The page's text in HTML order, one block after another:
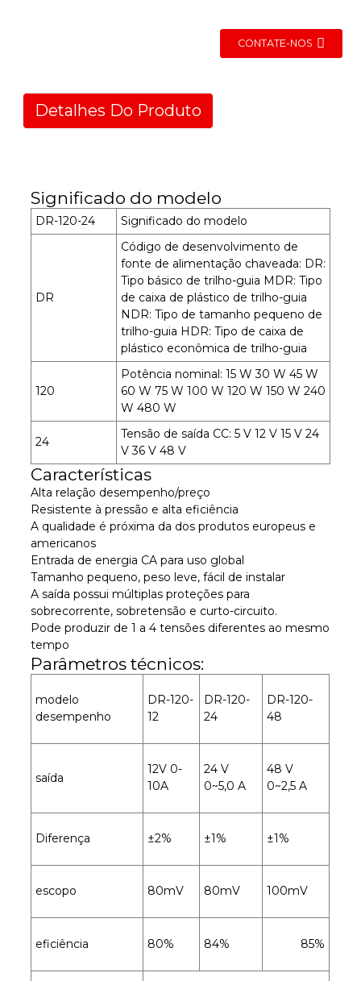
CONTATE-NOS
Detalhes Do Produto
Significado do modelo
DR-120-24 Significado do modelo
DR
Código de desenvolvimento de
fonte de alimentação chaveada: DR:
Tipo básico de trilho-guia MDR: Tipo
de caixa de plástico de trilho-guia
NDR: Tipo de tamanho pequeno de
trilho-guia HDR: Tipo de caixa de
plástico econômica de trilho-guia
120
Potência nominal: 15 W 30 W 45 W
60 W 75 W 100 W 120 W 150 W 240
W 480 W
24
Tensão de saída CC: 5 V 12 V 15 V 24
V 36 V 48 V
Características
Alta relação desempenho/preço
Resistente à pressão e alta eficiência
A qualidade é próxima da dos produtos europeus e
americanos
Entrada de energia CA para uso global
Tamanho pequeno, peso leve, fácil de instalar
A saída possui múltiplas proteções para
sobrecorrente, sobretensão e curto-circuito.
Pode produzir de 1 a 4 tensões diferentes ao mesmo
tempo
Parâmetros técnicos:
modelo
desempenho
DR-120-
12
DR-120-
24
DR-120-
48
saída
12V 0-
10A
24 V
0~5,0 A
48 V
0~2,5 A
Diferença ±2% ±1% ±1%
escopo 80mV 80mV 100mV
eficiência 80% 84% 85%